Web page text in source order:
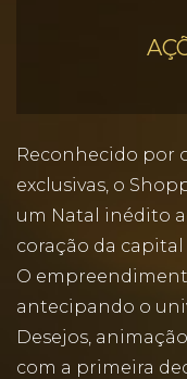
Reconhecido por
exclusivas, o
um Natal inédito
coração da
O
antecipando o
Desejos,
com a primeira